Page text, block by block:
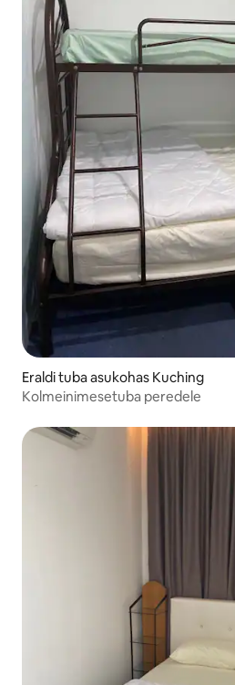
Eraldi tuba asukohas Kuching
Kolmeinimesetuba peredele